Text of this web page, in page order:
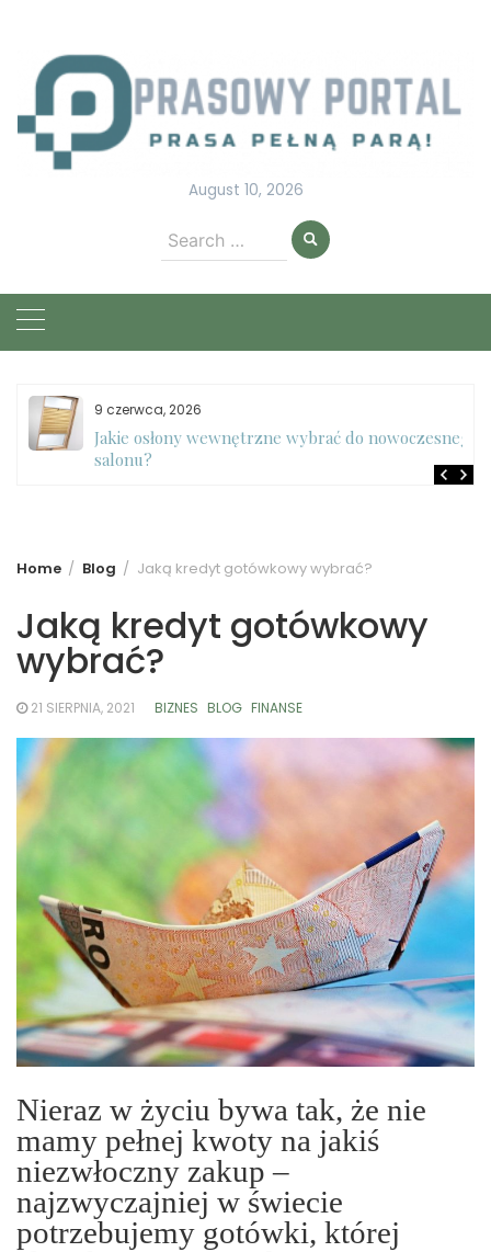
content
August 10, 2026
Search
for:
9 czerwca, 2026
Jakie osłony wewnętrzne wybrać do nowoczesnego
salonu?
Home Blog Jaką kredyt gotówkowy wybrać?
Jaką kredyt gotówkowy
wybrać?
21 SIERPNIA, 2021 BIZNES BLOG FINANSE
Nieraz w życiu bywa tak, że nie
mamy pełnej kwoty na jakiś
niezwłoczny zakup –
najzwyczajniej w świecie
potrzebujemy gotówki, której